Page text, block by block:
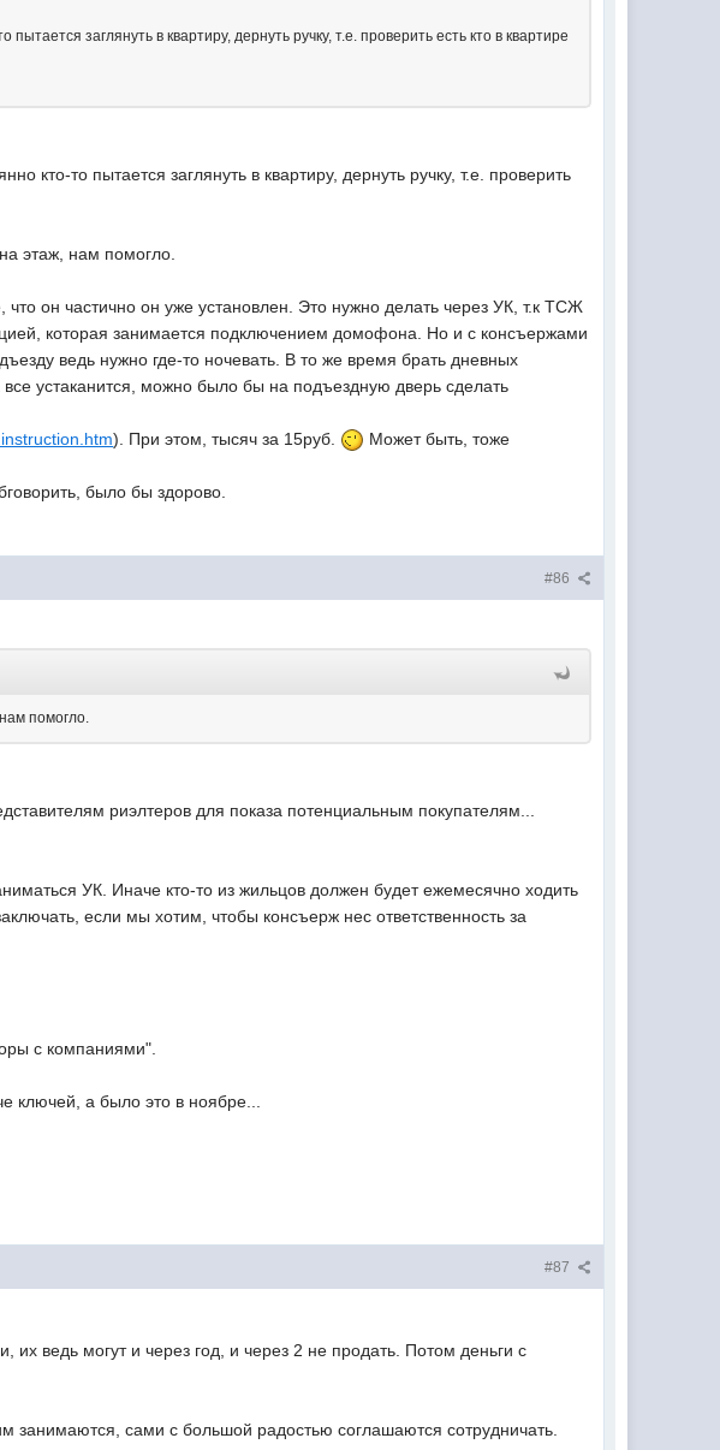
заглянуть в квартиру, дернуть ручку, т.е. проверить есть кто в квартире
кто-то пытается заглянуть в квартиру, дернуть ручку, т.е. проверить
этаж, нам помогло.
он частично он уже установлен. Это нужно делать через УК, т.к ТСЖ
которая занимается подключением домофона. Но и с консъержами
ведь нужно где-то ночевать. В то же время брать дневных
устаканится, можно было бы на подъездную дверь сделать
). При этом, тысяч за 15руб.
Может быть, тоже
было бы здорово.
#86
помогло.
риэлтеров для показа потенциальным покупателям...
УК. Иначе кто-то из жильцов должен будет ежемесячно ходить
если мы хотим, чтобы консъерж нес ответственность за
с компаниями".
ключей, а было это в ноябре...
#87
ведь могут и через год, и через 2 не продать. Потом деньги с
сами с большой радостью соглашаются сотрудничать.